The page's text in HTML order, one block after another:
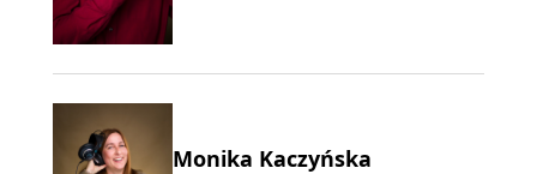
Monika Kaczyńska